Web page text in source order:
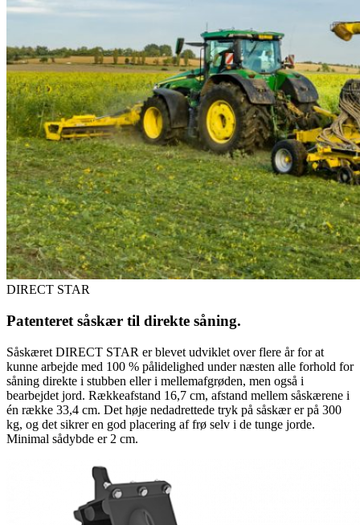
DIRECT STAR
Patenteret såskær til direkte såning.
Såskæret DIRECT STAR er blevet udviklet over flere år for at
kunne arbejde med 100 % pålidelighed under næsten alle forhold for
såning direkte i stubben eller i mellemafgrøden, men også i
bearbejdet jord. Rækkeafstand 16,7 cm, afstand mellem såskærene i
én række 33,4 cm. Det høje nedadrettede tryk på såskær er på 300
kg, og det sikrer en god placering af frø selv i de tunge jorde.
Minimal sådybde er 2 cm.